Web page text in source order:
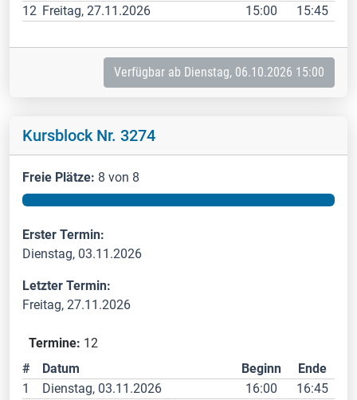
12 Freitag, 27.11.2026 15:00 15:45
Verfügbar ab Dienstag, 06.10.2026 15:00
Kursblock Nr. 3274
Freie Plätze: 8 von 8
Erster Termin:
Dienstag, 03.11.2026
Letzter Termin:
Freitag, 27.11.2026
Termine: 12
#
Datum Beginn
Ende
1
Dienstag, 03.11.2026 16:00
16:45